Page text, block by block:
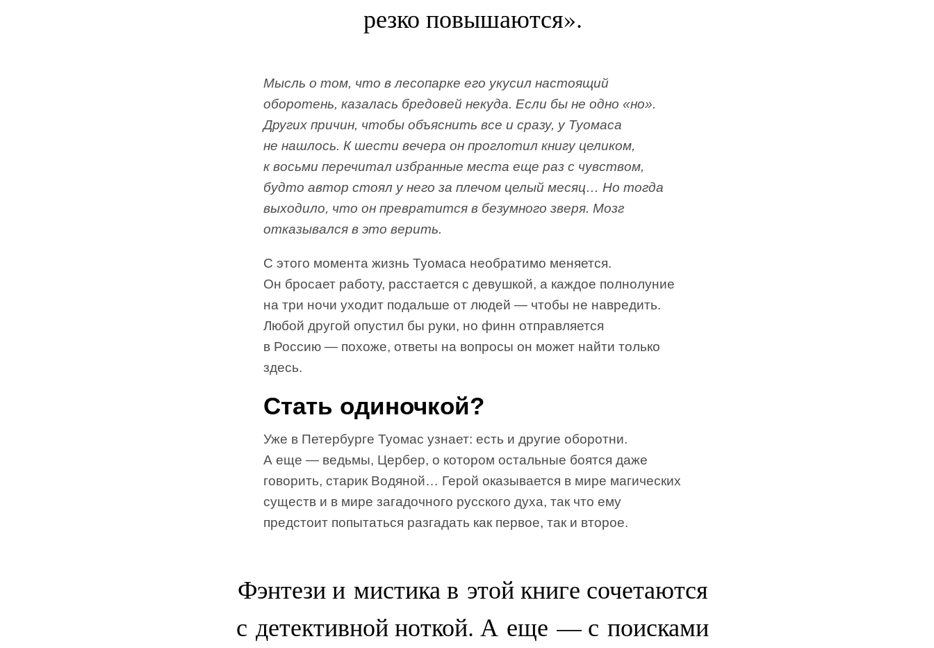
резко повышаются».
Мысль о том, что в лесопарке его укусил настоящий
оборотень, казалась бредовей некуда. Если бы не одно «но».
Других причин, чтобы объяснить все и сразу, у Туомаса
не нашлось. К шести вечера он проглотил книгу целиком,
к восьми перечитал избранные места еще раз с чувством,
будто автор стоял у него за плечом целый месяц… Но тогда
выходило, что он превратится в безумного зверя. Мозг
отказывался в это верить.
С этого момента жизнь Туомаса необратимо меняется.
Он бросает работу, расстается с девушкой, а каждое полнолуние
на три ночи уходит подальше от людей — чтобы не навредить.
Любой другой опустил бы руки, но финн отправляется
в Россию — похоже, ответы на вопросы он может найти только
здесь.
Стать одиночкой?
Уже в Петербурге Туомас узнает: есть и другие оборотни.
А еще — ведьмы, Цербер, о котором остальные боятся даже
говорить, старик Водяной… Герой оказывается в мире магических
существ и в мире загадочного русского духа, так что ему
предстоит попытаться разгадать как первое, так и второе.
Фэнтези и мистика в этой книге сочетаются
с детективной ноткой. А еще — с поисками